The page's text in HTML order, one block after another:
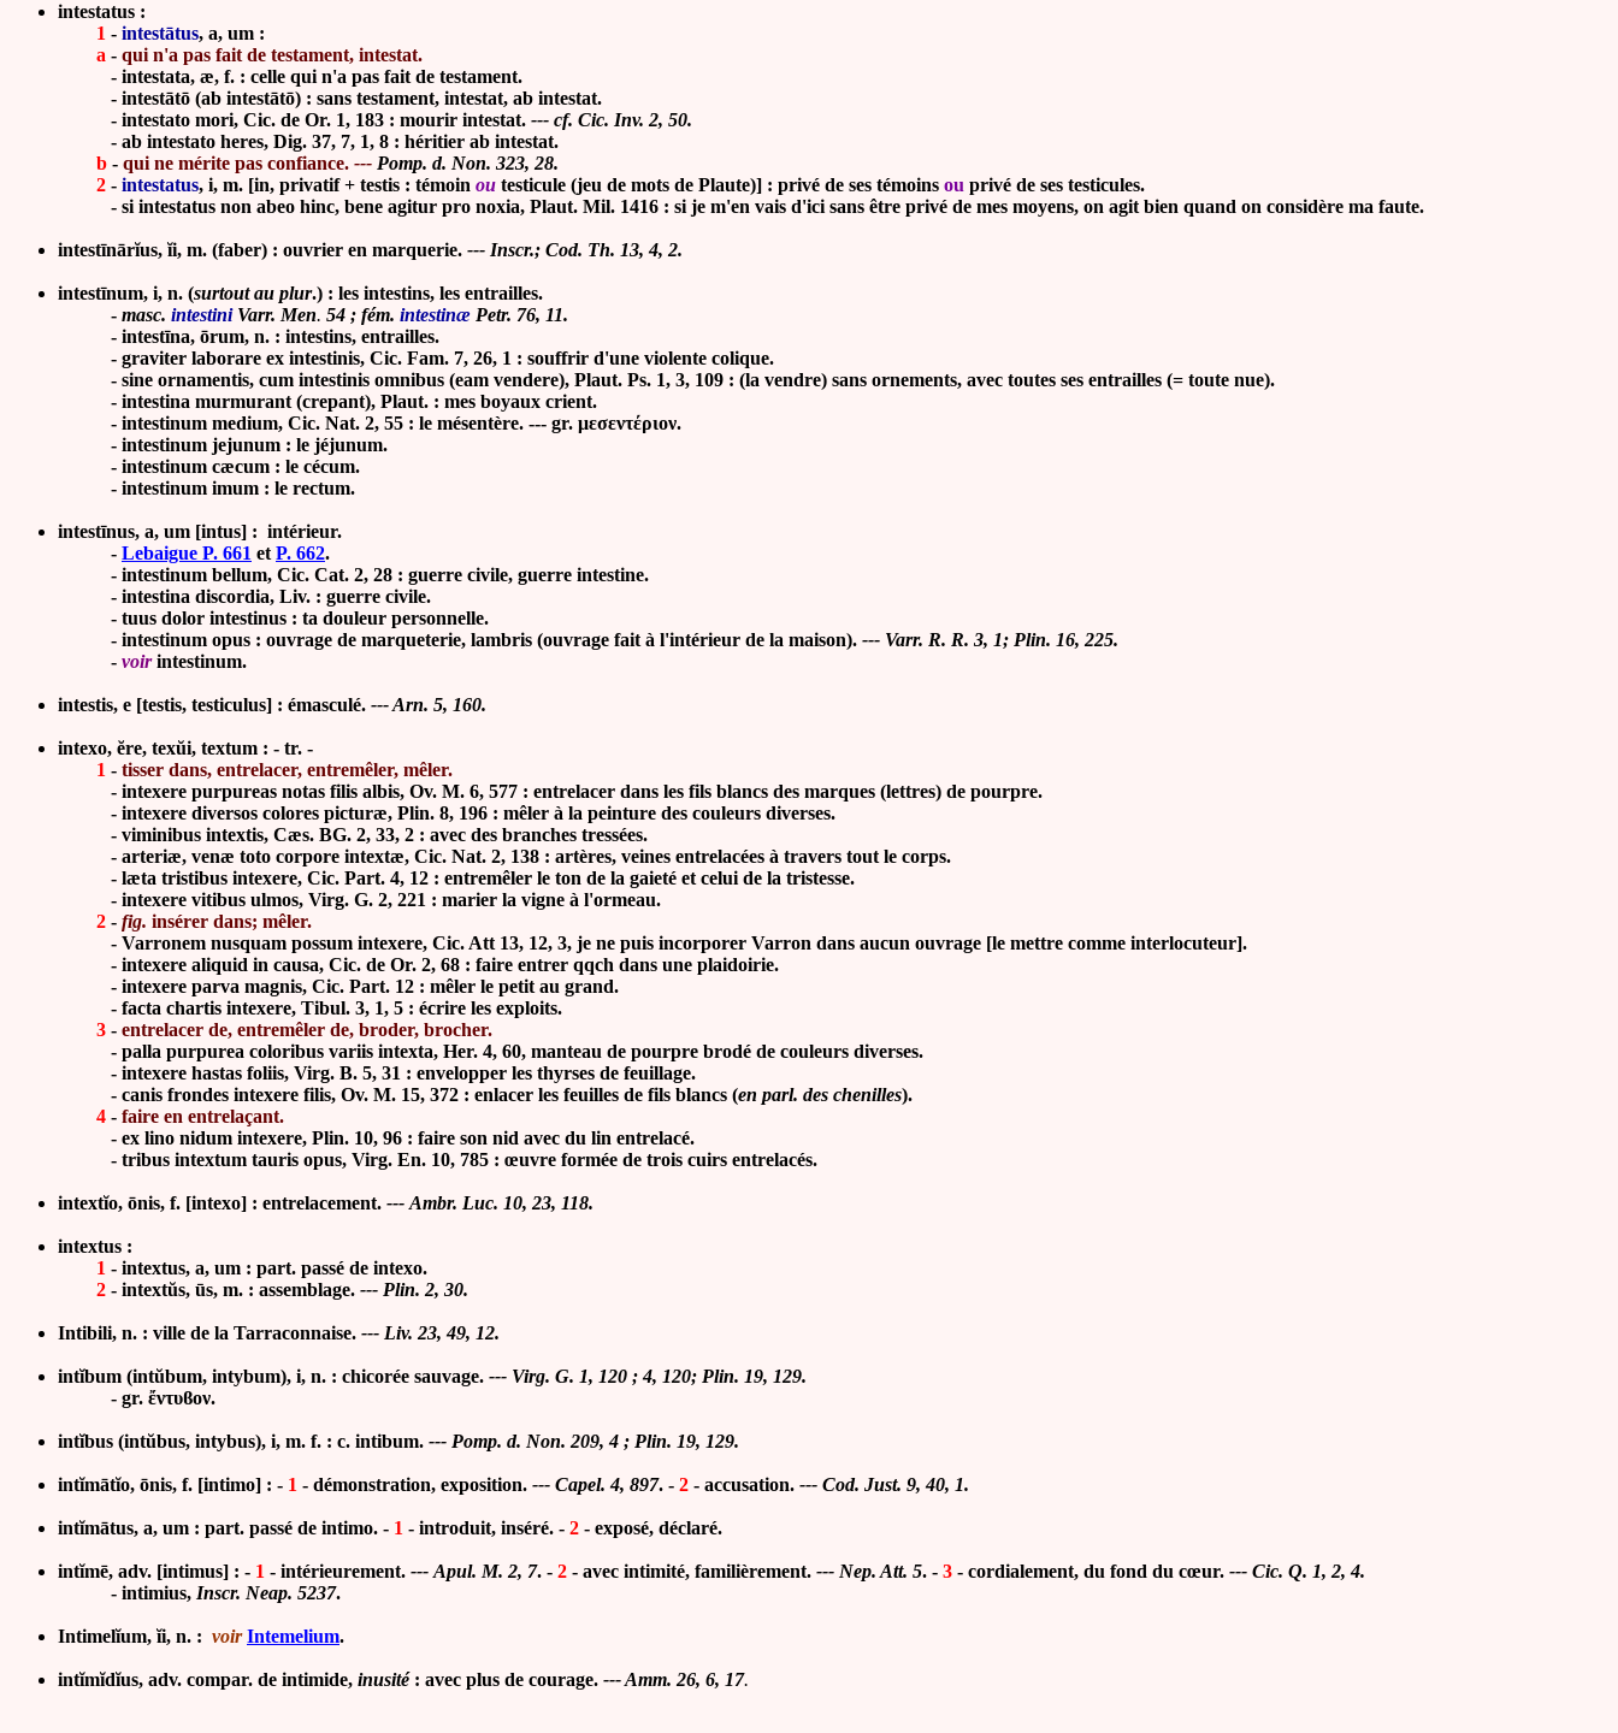
intestatus :
1 - intestātus, a, um :
a - qui n'a pas fait de testament, intestat.
- intestata, æ, f. : celle qui n'a pas fait de testament.
- intestātō (ab intestātō) : sans testament, intestat, ab intestat.
- intestato mori, Cic. de Or. 1, 183 : mourir intestat. --- cf. Cic. Inv. 2, 50.
- ab intestato heres, Dig. 37, 7, 1, 8 : héritier ab intestat.
b - qui ne mérite pas confiance. --- Pomp. d. Non. 323, 28.
2 - intestatus, i, m. [in, privatif + testis : témoin ou testicule (jeu de mots de Plaute)] : privé de ses témoins ou privé de ses testicules.
- si intestatus non abeo hinc, bene agitur pro noxia, Plaut. Mil. 1416 : si je m'en vais d'ici sans être privé de mes moyens, on agit bien quand on considère ma faute.
intestīnārĭus, ĭi, m. (faber) : ouvrier en marquerie. --- Inscr.; Cod. Th. 13, 4, 2.
intestīnum, i, n. (surtout au plur.) : les intestins, les entrailles.
- masc. intestiniVarr. Men. 54 ; fém. intestinæ Petr. 76, 11.
- intestīna, ōrum, n. : intestins, entrailles.
- graviter laborare ex intestinis, Cic. Fam. 7, 26, 1 : souffrir d'une violente colique.
- sine ornamentis, cum intestinis omnibus (eam vendere), Plaut. Ps. 1, 3, 109 : (la vendre) sans ornements, avec toutes ses entrailles (= toute nue).
- intestina murmurant (crepant), Plaut. : mes boyaux crient.
- intestinum medium, Cic. Nat. 2, 55 : le mésentère. --- gr. μεσεντέριον.
- intestinum jejunum : le jéjunum.
- intestinum cæcum : le cécum.
- intestinum imum : le rectum.
intestīnus, a, um [intus] : intérieur.
- Lebaigue P. 661 et P. 662.
- intestinum bellum, Cic. Cat. 2, 28 : guerre civile, guerre intestine.
- intestina discordia, Liv. : guerre civile.
- tuus dolor intestinus : ta douleur personnelle.
- intestinum opus : ouvrage de marqueterie, lambris (ouvrage fait à l'intérieur de la maison). --- Varr. R. R. 3, 1; Plin. 16, 225.
- voirintestinum.
intestis, e [testis, testiculus] : émasculé. --- Arn. 5, 160.
intexo, ĕre, texŭi, textum : - tr. -
1 - tisser dans, entrelacer, entremêler, mêler.
- intexere purpureas notas filis albis, Ov. M. 6, 577 : entrelacer dans les fils blancs des marques (lettres) de pourpre.
- intexere diversos colores picturæ, Plin. 8, 196 : mêler à la peinture des couleurs diverses.
- viminibus intextis, Cæs. BG. 2, 33, 2 : avec des branches tressées.
- arteriæ, venæ toto corpore intextæ, Cic. Nat. 2, 138 : artères, veines entrelacées à travers tout le corps.
- læta tristibus intexere, Cic. Part. 4, 12 : entremêler le ton de la gaieté et celui de la tristesse.
- intexere vitibus ulmos, Virg. G. 2, 221 : marier la vigne à l'ormeau.
2 - fig. insérer dans; mêler.
- Varronem nusquam possum intexere, Cic. Att 13, 12, 3, je ne puis incorporer Varron dans aucun ouvrage [le mettre comme interlocuteur].
- intexere aliquid in causa, Cic. de Or. 2, 68 : faire entrer qqch dans une plaidoirie.
- intexere parva magnis, Cic. Part. 12 : mêler le petit au grand.
- facta chartis intexere, Tibul. 3, 1, 5 : écrire les exploits.
3 - entrelacer de, entremêler de, broder, brocher.
- palla purpurea coloribus variis intexta, Her. 4, 60, manteau de pourpre brodé de couleurs diverses.
- intexere hastas foliis, Virg. B. 5, 31 : envelopper les thyrses de feuillage.
- canis frondes intexere filis, Ov. M. 15, 372 : enlacer les feuilles de fils blancs (en parl. des chenilles).
4 - faire en entrelaçant.
- ex lino nidum intexere, Plin. 10, 96 : faire son nid avec du lin entrelacé.
- tribus intextum tauris opus, Virg. En. 10, 785 : œuvre formée de trois cuirs entrelacés.
intextĭo, ōnis, f. [intexo] : entrelacement. --- Ambr. Luc. 10, 23, 118.
intextus :
1 - intextus, a, um : part. passé de intexo.
2 - intextŭs, ūs, m. : assemblage. --- Plin. 2, 30.
Intibili, n. : ville de la Tarraconnaise. --- Liv. 23, 49, 12.
intĭbum (intŭbum, intybum), i, n. : chicorée sauvage. --- Virg. G. 1, 120 ; 4, 120; Plin. 19, 129.
- gr. ἔντυϐον.
intĭbus (intŭbus, intybus), i, m. f. : c. intibum. --- Pomp. d. Non. 209, 4 ; Plin. 19, 129.
intĭmātĭo, ōnis, f. [intimo] : - 1 - démonstration, exposition. --- Capel. 4, 897. - 2 - accusation. --- Cod. Just. 9, 40, 1.
intĭmātus, a, um : part. passé de intimo. - 1 - introduit, inséré. - 2 - exposé, déclaré.
intĭmē, adv. [intimus] : - 1 - intérieurement. --- Apul. M. 2, 7. - 2 - avec intimité, familièrement. --- Nep. Att. 5. - 3 - cordialement, du fond du cœur. --- Cic. Q. 1, 2, 4.
- intimius, Inscr. Neap. 5237.
Intimelĭum, ĭi, n. : voirIntemelium.
intĭmĭdĭus, adv. compar. de intimide, inusité: avec plus de courage. ---Amm. 26, 6, 17.